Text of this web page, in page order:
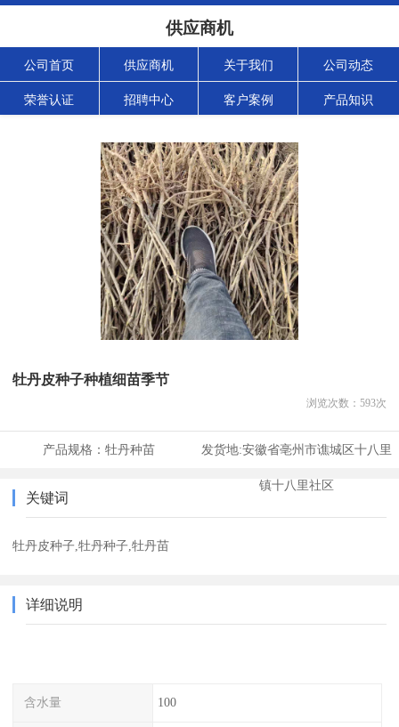
供应商机
公司首页 供应商机 关于我们 公司动态
荣誉认证 招聘中心 客户案例 产品知识
牡丹皮种子种植细苗季节
浏览次数： 593次
产品规格： 牡丹种苗 发货地:安徽省亳州市谯城区十八里
镇十八里社区
关键词
牡丹皮种子,牡丹种子,牡丹苗
详细说明
含水量 100